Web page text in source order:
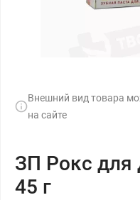
Внешний вид товара
на сайте
ЗП Рокс для
45 г